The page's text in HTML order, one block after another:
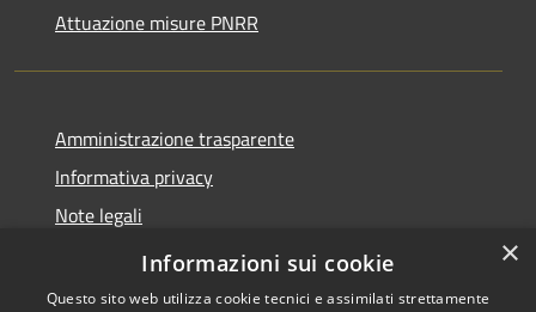
Attuazione misure PNRR
Amministrazione trasparente
Informativa privacy
Note legali
Dichiarazione di accessibilità
×
Informazioni sui cookie
Questo sito web utilizza cookie tecnici e assimilati strettamente